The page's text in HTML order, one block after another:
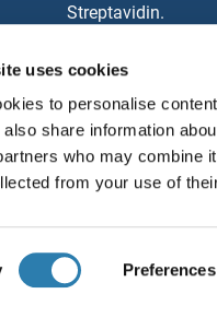
uses cookies
to personalise
share information
who may combine
from your use of
Preferences
Streptavidin.
Rabbit RFP Antibody
ELISA Kits
antibodies online
Nos distributeurs